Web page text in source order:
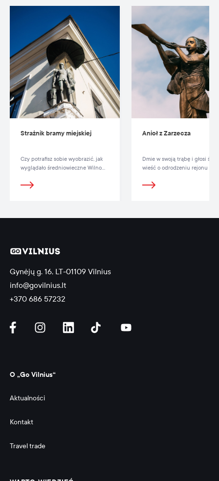
Strażnik bramy miejskiej
Czy potrafisz sobie wyobrazić, jak
wyglądało średniowieczne Wilno
Anioł z Zarzecza
Dmie w swoją trąbę i głosi
wieść o odrodzeniu rejonu
Gynėjų g. 16, LT-01109 Vilnius
info@govilnius.lt
+370 686 57232
O „Go Vilnius“
Aktualności
Kontakt
Travel trade